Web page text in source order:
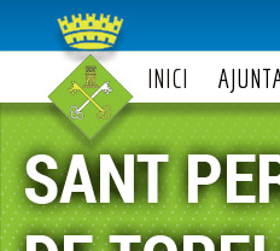
INICI